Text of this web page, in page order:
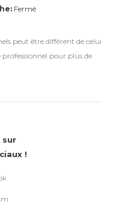
Fermé
peut être différent de celui
pour plus de
sur
!